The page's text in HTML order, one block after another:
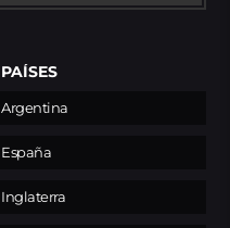
PAÍSES
Argentina
España
Inglaterra